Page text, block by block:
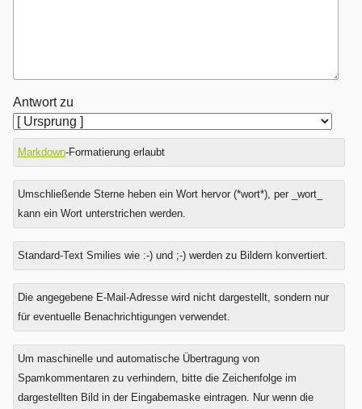
Antwort zu
Markdown-Formatierung erlaubt
Umschließende Sterne heben ein Wort hervor (*wort*), per _wort_
kann ein Wort unterstrichen werden.
Standard-Text Smilies wie :-) und ;-) werden zu Bildern konvertiert.
Was
ist
Sechs
minus
Die angegebene E-Mail-Adresse wird nicht dargestellt, sondern nur
für eventuelle Benachrichtigungen verwendet.
Um maschinelle und automatische Übertragung von
Spamkommentaren zu verhindern, bitte die Zeichenfolge im
dargestellten Bild in der Eingabemaske eintragen. Nur wenn die